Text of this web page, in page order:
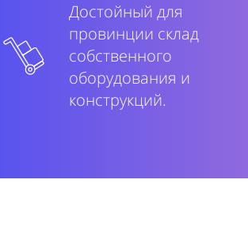
Достойный для
провинции склад
собственного
оборудования и
конструкций.